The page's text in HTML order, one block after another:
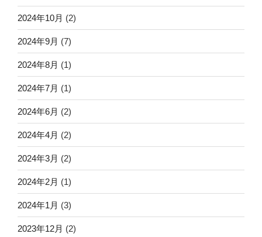
2024年10月 (2)
2024年9月 (7)
2024年8月 (1)
2024年7月 (1)
2024年6月 (2)
2024年4月 (2)
2024年3月 (2)
2024年2月 (1)
2024年1月 (3)
2023年12月 (2)